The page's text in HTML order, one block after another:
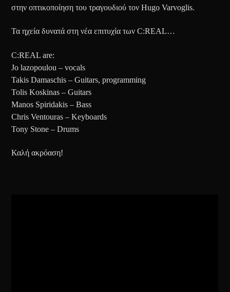
στην οπτικοποίηση του τραγουδιού τον Hugo Varvoglis.
Τα ηχεία δυνατά στη νέα επιτυχία των C:REAL…
C:REAL are:
Jo lazopoulou – vocals
Takis Damaschis – Guitars, programming
Tolis Koskinas – Guitars
Manos Spiridakis – Bass
Chris Ventouras – Keyboards
Tony Stone – Drums
Καλή ακρόαση!